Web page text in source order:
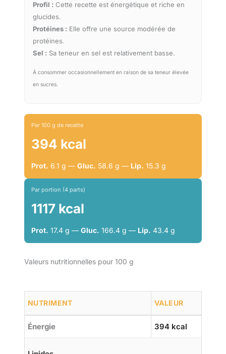
Profil : Cette recette est énergétique et riche en
glucides.
Protéines : Elle offre une source modérée de
protéines.
Sel : Sa teneur en sel est relativement basse.
À consommer occasionnellement en raison de sa teneur élevée
en sucres.
Par 100 g de recette
394 kcal
Prot. 6.1 g — Gluc. 58.6 g — Lip. 15.3 g
Par portion (4 parts)
1117 kcal
Prot. 17.4 g — Gluc. 166.4 g — Lip. 43.4 g
Valeurs nutritionnelles pour 100 g
NUTRIMENT VALEUR
Énergie 394 kcal